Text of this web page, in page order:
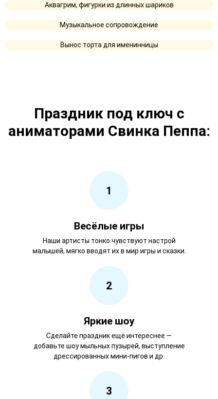
Аквагрим, фигурки из длинных шариков
Музыкальное сопровождение
Вынос торта для именинницы
Праздник под ключ с
аниматорами Свинка Пеппа:
1
Весёлые игры
Наши артисты тонко чувствуют настрой
малышей, мягко вводят их в мир игры и сказки.
2
Яркие шоу
Сделайте праздник ещё интереснее —
добавьте шоу мыльных пузырей, выступление
дрессированных мини-пигов и др.
3